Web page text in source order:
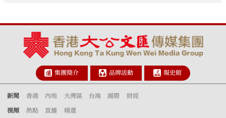
集團簡介 品牌活動 報史館
新聞 香港 內地 大灣區 台海 國際 財經
視頻 熱點 直播 精選